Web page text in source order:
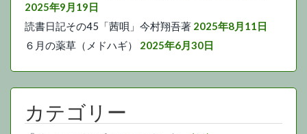
2025年9月19日
読書日記その45「茜唄」今村翔吾著 2025年8月11日
６月の薬草（メドハギ）
2025年6月30日
カテゴリー